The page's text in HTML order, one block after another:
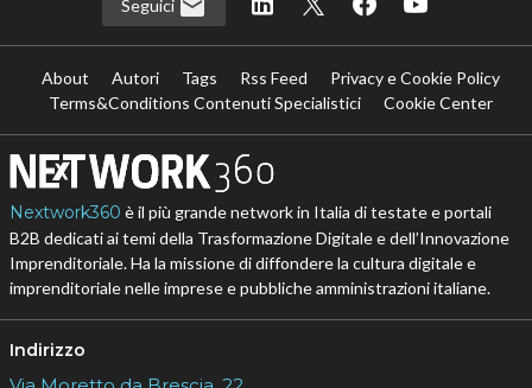
Seguici
About Autori Tags Rss Feed
Privacy e Cookie Policy
Terms&Conditions Contenuti Specialistici
Cookie Center
Nextwork360 è il più grande network in Italia di testate e portali
B2B dedicati ai temi della Trasformazione Digitale e dell’Innovazione
Imprenditoriale. Ha la missione di diffondere la cultura digitale e
imprenditoriale nelle imprese e pubbliche amministrazioni italiane.
Indirizzo